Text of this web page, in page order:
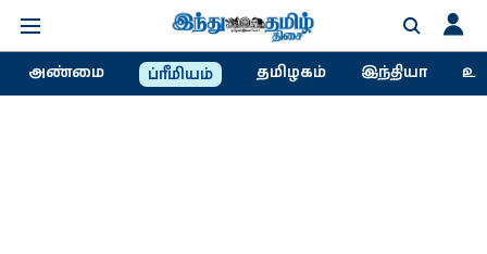
அண்மை ப்ரீமியம் தமிழகம் இந்தியா